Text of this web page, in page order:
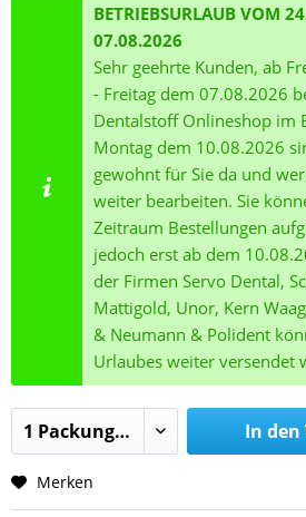
BETRIEBSURLAUB VOM
07.08.2026
Sehr geehrte Kunden, ab
- Freitag dem 07.08.2026
Dentalstoff Onlineshop im
Montag dem 10.08.2026
gewohnt für Sie da und
weiter bearbeiten. Sie
Zeitraum Bestellungen
jedoch erst ab dem
der Firmen Servo Dental,
Mattigold, Unor, Kern
& Neumann & Polident
Urlaubes weiter versendet
In den
Merken